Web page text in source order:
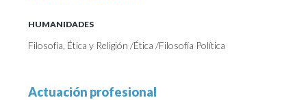
HUMANIDADES
Filosofía, Ética y Religión /Ética /Filosofía Política
Actuación profesional